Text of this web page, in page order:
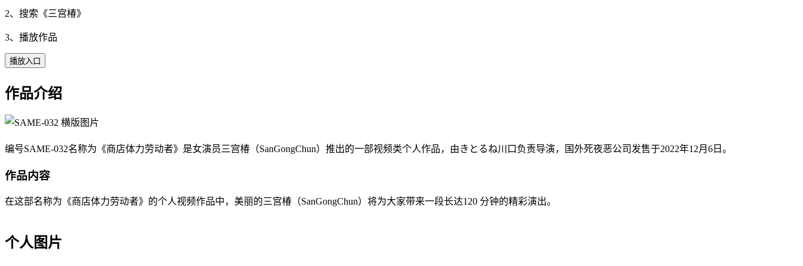
2、搜索《三宫椿》
3、播放作品
播放入口
作品介绍
编号SAME-032名称为《商店体力劳动者》是女演员三宫椿（SanGongChun）推出的一部视频类个人作品，由きとるね川口负责导演，国外死夜恶公司发售于2022年12月6日。
作品内容
在这部名称为《商店体力劳动者》的个人视频作品中，美丽的三宫椿（SanGongChun）将为大家带来一段长达120 分钟的精彩演出。
个人图片